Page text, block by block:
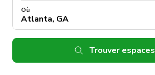
Où
Trouver espaces